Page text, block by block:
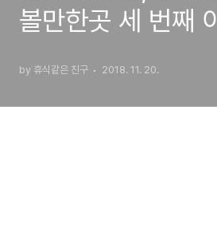
볼만한곳 세 번째
by 휴식같은 친구 2018. 11. 20.